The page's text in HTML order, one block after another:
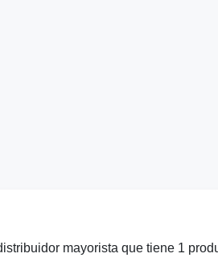
mayorista que tiene 1